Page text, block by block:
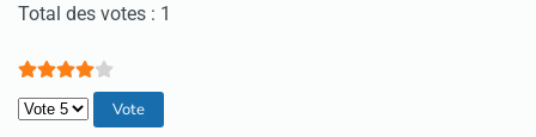
Vote utilisateur:4/
Total des votes : 1
Veuillez voter